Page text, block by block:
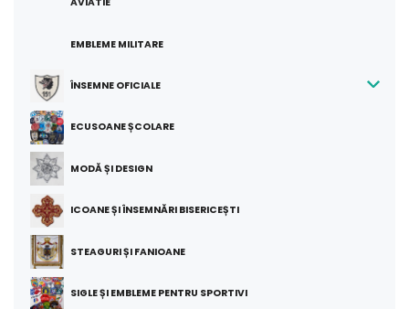
EMBLEME MILITARE
ÎNSEMNE OFICIALE
ECUSOANE ȘCOLARE
MODĂ ȘI DESIGN
ICOANE ȘI ÎNSEMNĂRI BISERICEȘTI
STEAGURI ȘI FANIOANE
SIGLE ȘI EMBLEME PENTRU SPORTIVI